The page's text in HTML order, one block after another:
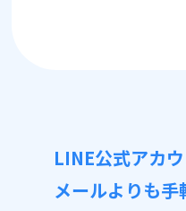
LINE公式アカ
メールよりも